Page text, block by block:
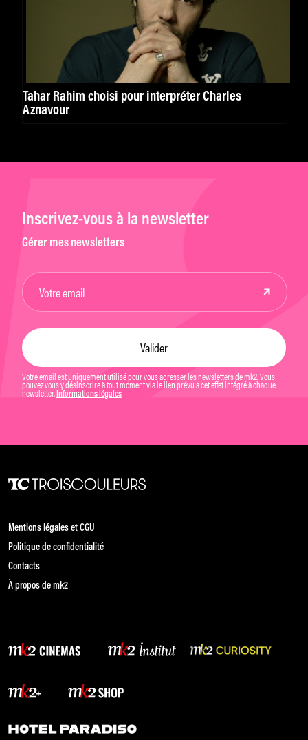
Tahar Rahim choisi pour interpréter Charles
Aznavour
Inscrivez-vous à la newsletter
Gérer mes newsletters
Votre email est uniquement utilisé pour vous adresser les newsletters de mk2. Vous
pouvez vous y désinscrire à tout moment via le lien prévu à cet effet intégré à chaque
newsletter. Informations légales
Mentions légales et CGU
Politique de confidentialité
Contacts
À propos de mk2